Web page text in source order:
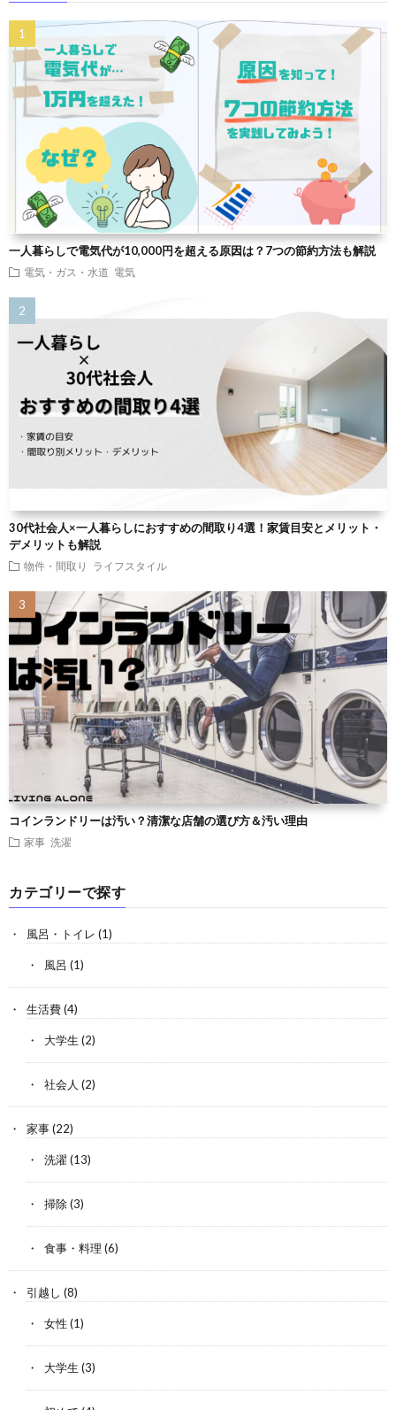
一人暮らしで電気代が10,000円を超える原因は？7つの節約方法も解説
電気・ガス・水道 電気
30代社会人×一人暮らしにおすすめの間取り4選！家賃目安とメリット・
デメリットも解説
物件・間取り ライフスタイル
コインランドリーは汚い？清潔な店舗の選び方＆汚い理由
家事 洗濯
カテゴリーで探す
風呂・トイレ (1)
風呂 (1)
生活費(4)
大学生 (2)
社会人 (2)
家事(22)
洗濯 (13)
掃除(3)
食事・料理 (6)
引越し (8)
女性 (1)
大学生 (3)